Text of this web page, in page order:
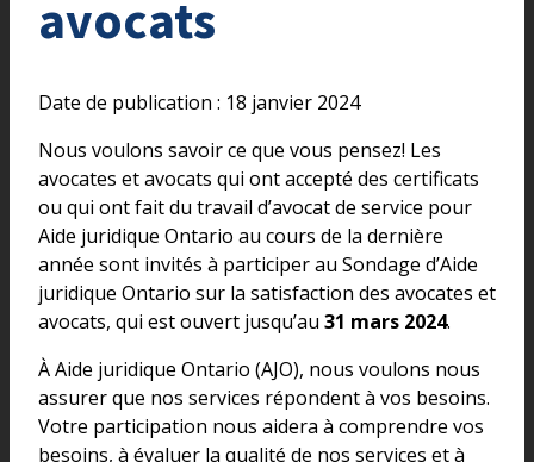
avocats
Date de publication : 18 janvier 2024
Nous voulons savoir ce que vous pensez! Les
avocates et avocats qui ont accepté des certificats
ou qui ont fait du travail d’avocat de service pour
Aide juridique Ontario au cours de la dernière
année sont invités à participer au Sondage d’Aide
juridique Ontario sur la satisfaction des avocates et
avocats, qui est ouvert jusqu’au 31 mars 2024.
À Aide juridique Ontario (AJO), nous voulons nous
assurer que nos services répondent à vos besoins.
Votre participation nous aidera à comprendre vos
besoins, à évaluer la qualité de nos services et à